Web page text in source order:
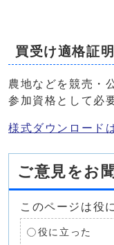
買受け適格証明
農地などを競売・
参加資格として必
様式ダウンロード
ご意見をお
このページは役
役に立った